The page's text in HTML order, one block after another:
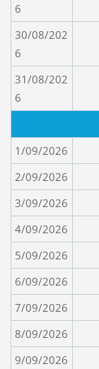
6
30/08/202
6
31/08/202
6
1/09/2026
2/09/2026
3/09/2026
4/09/2026
5/09/2026
6/09/2026
7/09/2026
8/09/2026
9/09/2026